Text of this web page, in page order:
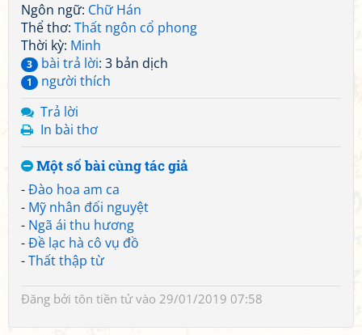
Ngôn ngữ: Chữ Hán
Thể thơ: Thất ngôn cổ phong
Thời kỳ: Minh
3 bài trả lời: 3 bản dịch
1
người thích
Trả lời
In bài thơ
Một số bài cùng tác giả
-Đào hoa am ca
- Mỹ nhân đối nguyệt
- Ngã ái thu hương
-Đề lạc hà cô vụ đồ
-Thất thập từ
Đăng bởi tôn tiền tửvào 29/01/2019 07:58